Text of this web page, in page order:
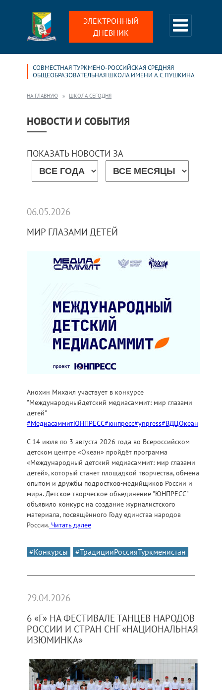
ЭЛЕКТРОННЫЙ
ДНЕВНИК
СОВМЕСТНАЯ ТУРКМЕНО-РОССИЙСКАЯ СРЕДНЯЯ
ОБЩЕОБРАЗОВАТЕЛЬНАЯ ШКОЛА ИМЕНИ А.С.ПУШКИНА
НА ГЛАВНУЮ ШКОЛА СЕГОДНЯ
НОВОСТИ И СОБЫТИЯ
ПОКАЗАТЬ НОВОСТИ ЗА
МИР ГЛАЗАМИ ДЕТЕЙ
06.05.2026
Анохин Михаил участвует в конкурсе
"Международныйдетский медиасаммит: мир глазами
детей"
#МедиасаммитЮНПРЕСС#юнпресс#ynpress#ВДЦОкеан
С 14 июля по 3 августа 2026 года во Всероссийском
детском центре «Океан» пройдёт программа
«Международный детский медиасаммит: мир глазами
детей», который станет площадкой творчества, обмена
опытом и дружбы подростков-медийщиков России и
мира. Детское творческое объединение "ЮНПРЕСС"
объявило конкурс на создание журналистского
материала, посвящённого Году единства народов
России.Читать далее
#Конкурсы #ТрадицииРоссияТуркменистан
6 «Г» НА ФЕСТИВАЛЕ ТАНЦЕВ НАРОДОВ
РОССИИ И СТРАН СНГ «НАЦИОНАЛЬНАЯ
ИЗЮМИНКА»
29.04.2026